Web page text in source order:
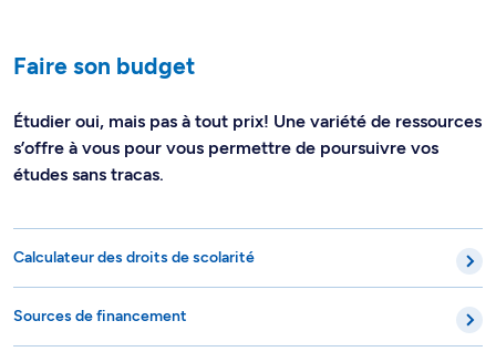
Faire son budget
Étudier oui, mais pas à tout prix! Une variété de ressources
s’offre à vous pour vous permettre de poursuivre vos
études sans tracas.
Calculateur des droits de scolarité
Sources de financement